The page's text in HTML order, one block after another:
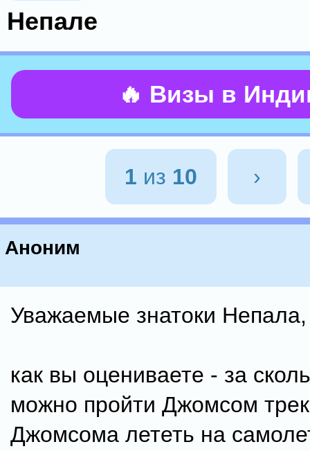
Непале
🔥 Визы в
1 из 10 ›
Аноним
Уважаемые знатоки Непала,
как вы оцениваете - за
можно пройти Джомсом
Джомсома лететь на